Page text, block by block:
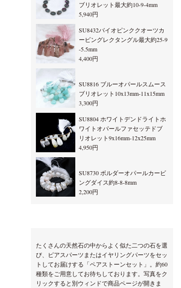
ブリオレット最大約10-9-4mm
5,940円
SU8432バイオピンククオーツカ
ービングレクタングル最大約25-9
-5.5mm
4,400円
SU8816 ブルーオパールスムース
ブリオレット10x13mm-11x15mm
3,300円
SU8804 ホワイトデンドライトホ
ワイトオパールファセッテドブ
リオレット9x16mm-12x25mm
4,950円
SU8730 ボルダーオパールカービ
ングダイス約8-8-8mm
2,200円
たくさんの天然石の中からよく似た二つの石を選
び、ピアスパーツまたはイヤリングパーツをセッ
トしてお届けする「ペアストーンセット」。約60
種類をご用意してお待ちしております。写真をク
リックすると別ウィンドで商品ページが開きま